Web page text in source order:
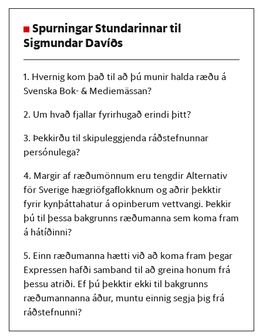
Spurningar Stundarinnar til
Sigmundar Davíðs
1. Hvernig kom það til að þú munir halda ræðu á
Svenska Bok- & Mediemässan?
2. Um hvað fjallar fyrirhugað erindi þitt?
3. Þekkirðu til skipuleggjenda ráðstefnunnar
persónulega?
4. Margir af ræðumönnum eru tengdir Alternativ
för Sverige hægriöfgaflokknum og aðrir þekktir
fyrir kynþáttahatur á opinberum vettvangi. Þekkir
þú til þessa bakgrunns ræðumanna sem koma fram
á hátíðinni?
5. Einn ræðumanna hætti við að koma fram þegar
Expressen hafði samband til að greina honum frá
þessu atriði. Ef þú þekktir ekki til bakgrunns
ræðumannanna áður, muntu einnig segja þig frá
ráðstefnunni?